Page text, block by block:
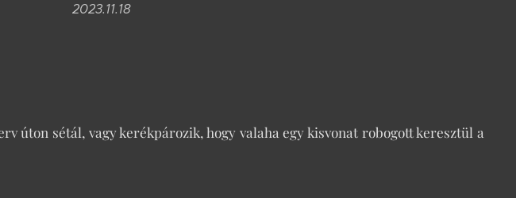
2023.11.18
úton sétál, vagy kerékpározik, hogy valaha egy kisvonat robogott keresztül a